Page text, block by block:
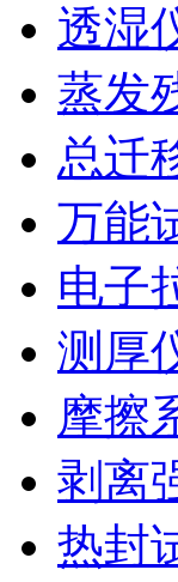
透湿
蒸发
总迁
万能
电子
测厚
摩擦
剥离
热封